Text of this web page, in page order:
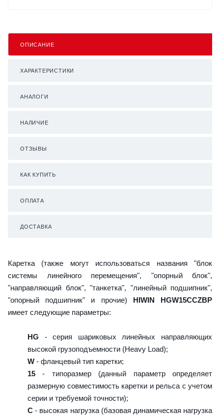
ОПИСАНИЕ
ХАРАКТЕРИСТИКИ
АНАЛОГИ
НАЛИЧИЕ
ОТЗЫВЫ
КАК КУПИТЬ
ОПЛАТА
ДОСТАВКА
Каретка (также могут использоваться названия "блок
системы линейного перемещения", "опорный блок",
"направляющий блок", "танкетка", "линейный подшипник",
"опорный подшипник" и прочие) HIWIN HGW15CCZBP
имеет следующие параметры:
HG - серия шариковых линейных направляющих
высокой грузоподъемности (Heavy Load);
W - фланцевый тип каретки;
15 - типоразмер (данный параметр определяет
размерную совместимость каретки и рельса с учетом
серии и требуемой точности);
C - высокая нагрузка (базовая динамическая нагрузка